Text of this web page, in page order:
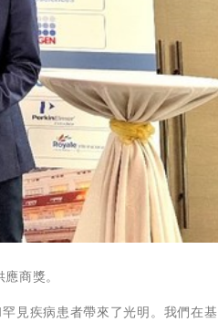
商獎。
見疾病患者帶來了光明。我們在基